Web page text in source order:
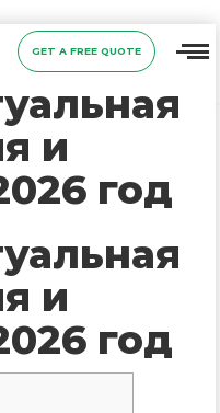
GET A FREE QUOTE
и
год
и
год